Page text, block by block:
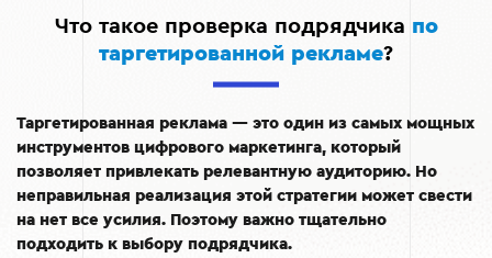
Что такое проверка подрядчика по
таргетированной рекламе?
Таргетированная реклама — это один из самых мощных
инструментов цифрового маркетинга, который
позволяет привлекать релевантную аудиторию. Но
неправильная реализация этой стратегии может свести
на нет все усилия. Поэтому важно тщательно
подходить к выбору подрядчика.